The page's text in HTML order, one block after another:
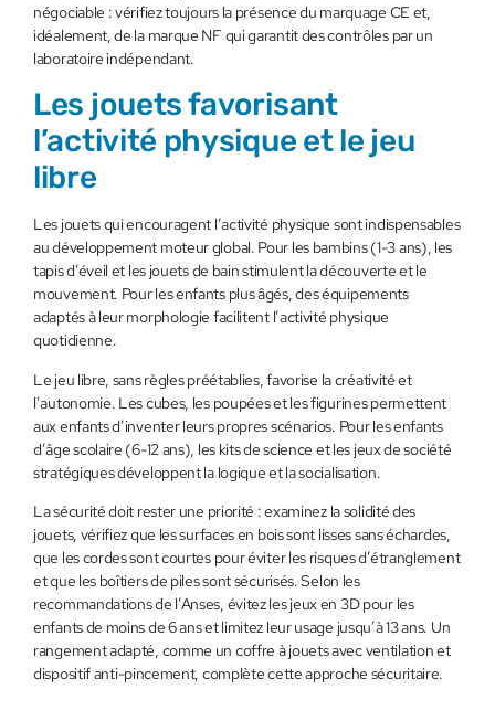
négociable : vérifiez toujours la présence du marquage CE et,
idéalement, de la marque NF qui garantit des contrôles par un
laboratoire indépendant.
Les jouets favorisant
l’activité physique et le jeu
libre
Les jouets qui encouragent l’activité physique sont indispensables
au développement moteur global. Pour les bambins (1-3 ans), les
tapis d’éveil et les jouets de bain stimulent la découverte et le
mouvement. Pour les enfants plus âgés, des équipements
adaptés à leur morphologie facilitent l’activité physique
quotidienne.
Le jeu libre, sans règles préétablies, favorise la créativité et
l’autonomie. Les cubes, les poupées et les figurines permettent
aux enfants d’inventer leurs propres scénarios. Pour les enfants
d’âge scolaire (6-12 ans), les kits de science et les jeux de société
stratégiques développent la logique et la socialisation.
La sécurité doit rester une priorité : examinez la solidité des
jouets, vérifiez que les surfaces en bois sont lisses sans échardes,
que les cordes sont courtes pour éviter les risques d’étranglement
et que les boîtiers de piles sont sécurisés. Selon les
recommandations de l’Anses, évitez les jeux en 3D pour les
enfants de moins de 6 ans et limitez leur usage jusqu’à 13 ans. Un
rangement adapté, comme un coffre à jouets avec ventilation et
dispositif anti-pincement, complète cette approche sécuritaire.